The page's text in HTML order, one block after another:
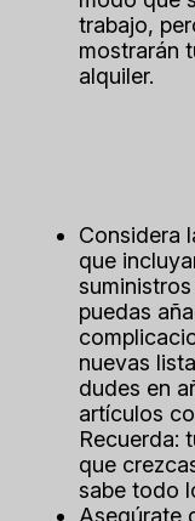
trabajo,
mostrarán
alquiler.
Considera
que
puedas
nuevas
dudes en
artículos
Recuerda:
que
sabe todo
Asegúrate